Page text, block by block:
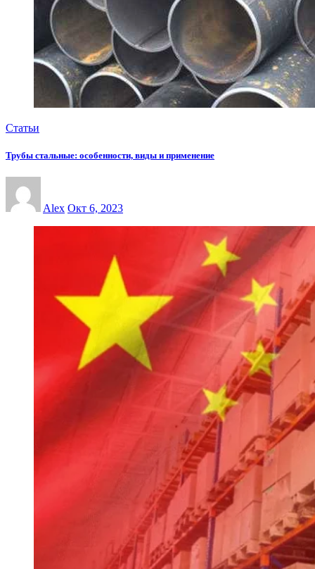
Статьи
Трубы стальные: особенности, виды и применение
Alex Окт 6, 2023